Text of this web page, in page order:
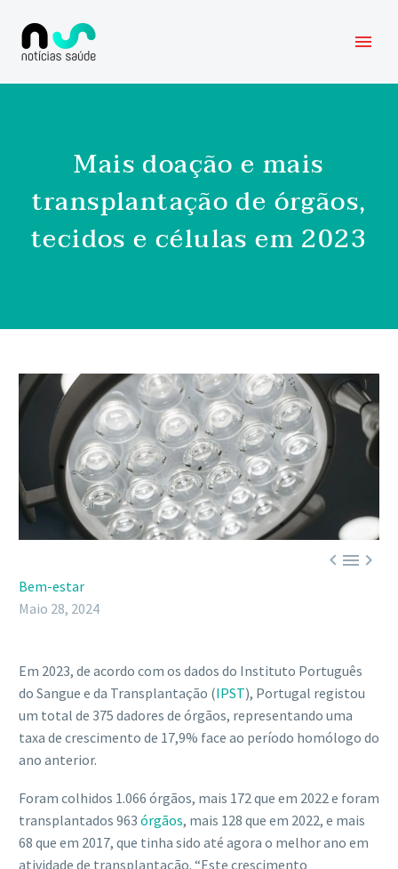
Mais doação e mais
transplantação de órgãos,
tecidos e células em 2023

Bem-estar
Maio 28, 2024
Em 2023, de acordo com os dados do Instituto Português
do Sangue e da Transplantação (IPST), Portugal registou
um total de 375 dadores de órgãos, representando uma
taxa de crescimento de 17,9% face ao período homólogo do
ano anterior.
Foram colhidos 1.066 órgãos, mais 172 que em 2022 e foram
transplantados 963 órgãos, mais 128 que em 2022, e mais
68 que em 2017, que tinha sido até agora o melhor ano em
atividade de transplantação. “Este crescimento